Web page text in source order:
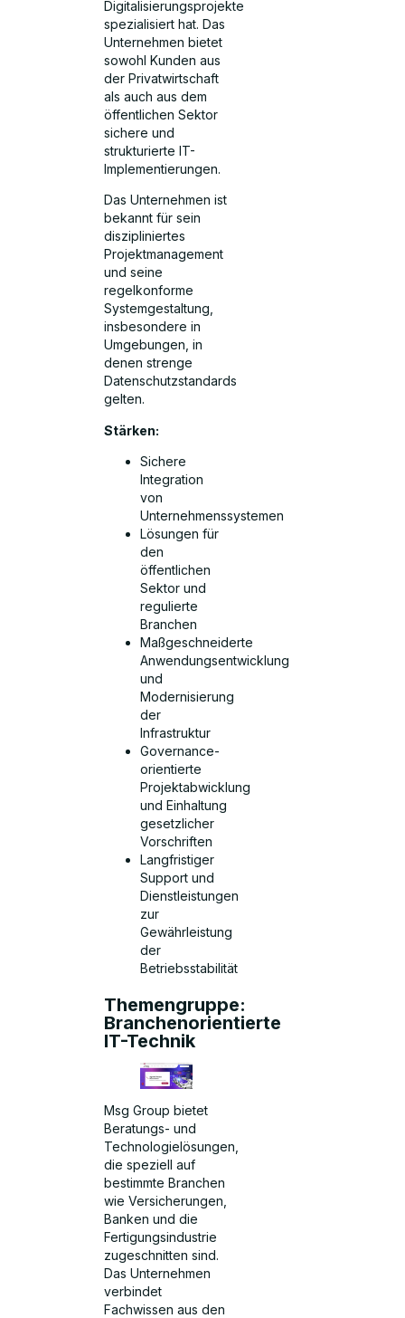
Digitalisierungsprojekte
spezialisiert hat. Das
Unternehmen bietet
sowohl Kunden aus
der Privatwirtschaft
als auch aus dem
öffentlichen Sektor
sichere und
strukturierte IT-
Implementierungen.
Das Unternehmen ist
bekannt für sein
diszipliniertes
Projektmanagement
und seine
regelkonforme
Systemgestaltung,
insbesondere in
Umgebungen, in
denen strenge
Datenschutzstandards
gelten.
Stärken:
Sichere
Integration
von
Unternehmenssystemen
Lösungen für
den
öffentlichen
Sektor und
regulierte
Branchen
Maßgeschneiderte
Anwendungsentwicklung
und
Modernisierung
der
Infrastruktur
Governance-
orientierte
Projektabwicklung
und Einhaltung
gesetzlicher
Vorschriften
Langfristiger
Support und
Dienstleistungen
zur
Gewährleistung
der
Betriebsstabilität
Themengruppe:
Branchenorientierte
IT-Technik
Msg Group bietet
Beratungs- und
Technologielösungen,
die speziell auf
bestimmte Branchen
wie Versicherungen,
Banken und die
Fertigungsindustrie
zugeschnitten sind.
Das Unternehmen
verbindet
Fachwissen aus den